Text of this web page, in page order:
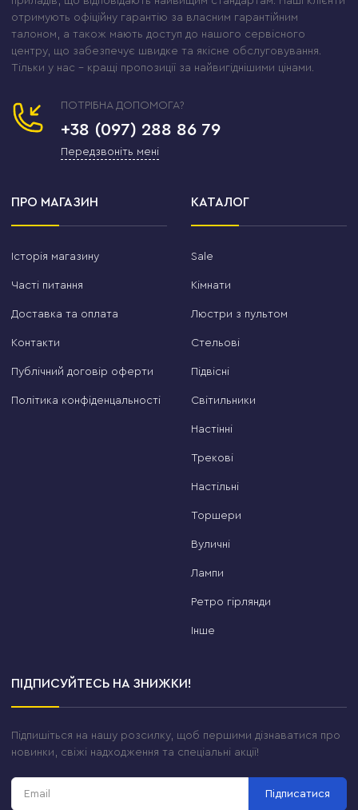
отримують офіційну гарантію за власним гарантійним
талоном, а також мають доступ до нашого сервісного
центру, що забезпечує швидке та якісне обслуговування.
Тільки у нас – кращі пропозиції за найвигіднішими цінами.
ПОТРІБНА ДОПОМОГА?
+38 (097) 288 86 79
Передзвоніть мені
ПРО МАГАЗИН
Історія магазину
Часті питання
Доставка та оплата
Контакти
Публічний договір оферти
Політика конфіденцальності
КАТАЛОГ
Sale
Кімнати
Люстри з пультом
Стельові
Підвісні
Світильники
Настінні
Трекові
Настільні
Торшери
Вуличні
Лампи
Ретро гірлянди
Інше
ПІДПИСУЙТЕСЬ НА ЗНИЖКИ!
Підпишіться на нашу розсилку, щоб першими дізнаватися про
новинки, свіжі надходження та спеціальні акції!
Підписатися